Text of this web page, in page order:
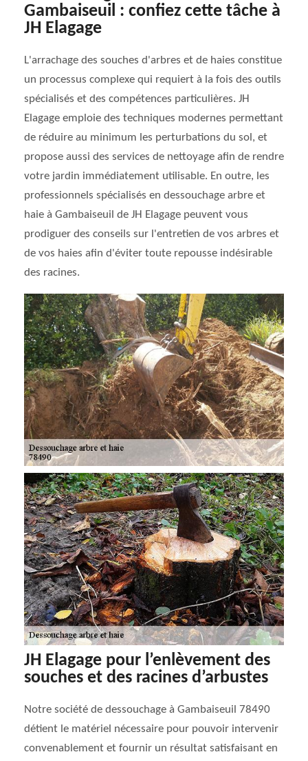
Gambaiseuil : confiez cette tâche à
JH Elagage
L'arrachage des souches d'arbres et de haies constitue
un processus complexe qui requiert à la fois des outils
spécialisés et des compétences particulières. JH
Elagage emploie des techniques modernes permettant
de réduire au minimum les perturbations du sol, et
propose aussi des services de nettoyage afin de rendre
votre jardin immédiatement utilisable. En outre, les
professionnels spécialisés en dessouchage arbre et
haie à Gambaiseuil de JH Elagage peuvent vous
prodiguer des conseils sur l'entretien de vos arbres et
de vos haies afin d'éviter toute repousse indésirable
des racines.
JH Elagage pour l’enlèvement des
souches et des racines d’arbustes
Notre société de dessouchage à Gambaiseuil 78490
détient le matériel nécessaire pour pouvoir intervenir
convenablement et fournir un résultat satisfaisant en